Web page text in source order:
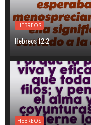
HEBREOS
Hebreos 12:2
HEBREOS